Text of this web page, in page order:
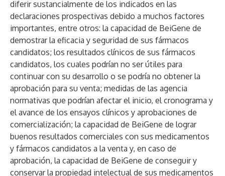
diferir sustancialmente de los indicados en las
declaraciones prospectivas debido a muchos factores
importantes, entre otros: la capacidad de BeiGene de
demostrar la eficacia y seguridad de sus fármacos
candidatos; los resultados clínicos de sus fármacos
candidatos, los cuales podrían no ser útiles para
continuar con su desarrollo o se podría no obtener la
aprobación para su venta; medidas de las agencia
normativas que podrían afectar el inicio, el cronograma y
el avance de los ensayos clínicos y aprobaciones de
comercialización; la capacidad de BeiGene de lograr
buenos resultados comerciales con sus medicamentos
y fármacos candidatos a la venta y, en caso de
aprobación, la capacidad de BeiGene de conseguir y
conservar la propiedad intelectual de sus medicamentos